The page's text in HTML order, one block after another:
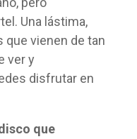
Una lástima,
que vienen de tan
ver y
disfrutar en
que